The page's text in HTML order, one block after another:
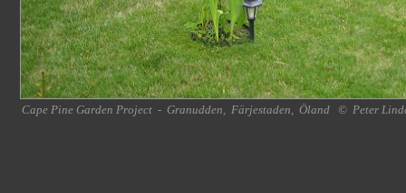
Cape Pine Garden Project - Granudden, Färjestaden, Öland © Peter